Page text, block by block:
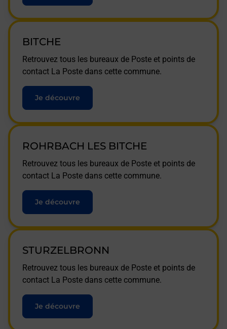
BITCHE
Retrouvez tous les bureaux de Poste et points de
contact La Poste dans cette commune.
Je découvre
ROHRBACH LES BITCHE
Retrouvez tous les bureaux de Poste et points de
contact La Poste dans cette commune.
Je découvre
STURZELBRONN
Retrouvez tous les bureaux de Poste et points de
contact La Poste dans cette commune.
Je découvre